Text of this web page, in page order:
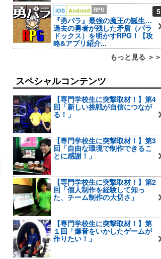
5
iOS Android RPG
『勇パラ』最強の魔王の誕生…
過去の勇者が残した矛盾（パラ
ドックス）を明かすRPG！【攻
略&アプリ紹介...
もっと見る ＞＞
スペシャルコンテンツ
【専門学校生に突撃取材！】第4
回「新しい挑戦が自信につなが
る！」
【専門学校生に突撃取材！】第3
回「自由な環境で制作できるこ
とに感謝！」
【専門学校生に突撃取材！】第2
回「個人制作を経験して知っ
た、チーム制作の大切さ」
【専門学校生に突撃取材！】第
１回「爆音をいかしたゲームが
作りたい！」